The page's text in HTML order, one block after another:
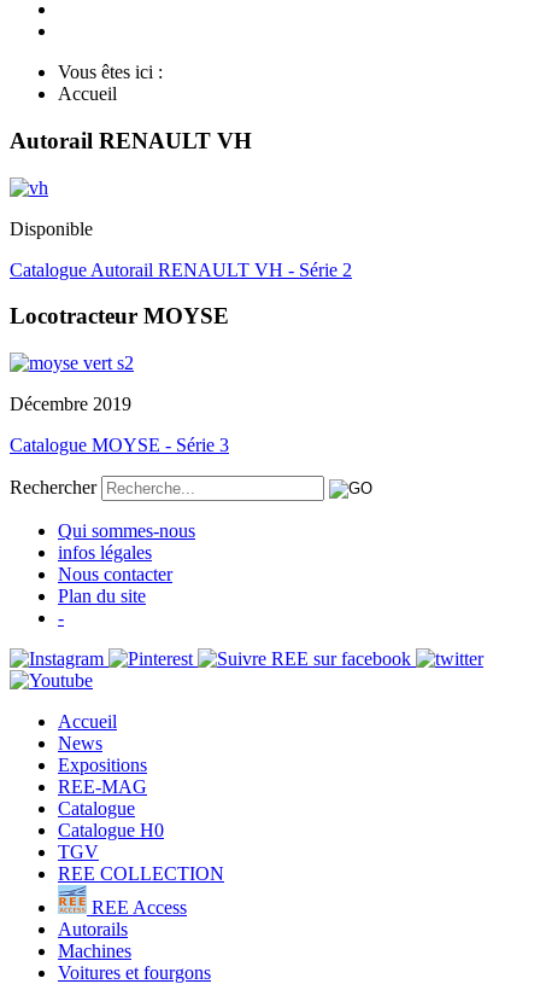
Vous êtes ici :
Accueil
Autorail RENAULT VH
Disponible
Catalogue Autorail RENAULT VH - Série 2
Locotracteur MOYSE
Décembre 2019
Catalogue MOYSE - Série 3
Rechercher
Qui sommes-nous
infos légales
Nous contacter
Plan du site
-
Accueil
News
Expositions
REE-MAG
Catalogue
Catalogue H0
TGV
REE COLLECTION
REE Access
Autorails
Machines
Voitures et fourgons